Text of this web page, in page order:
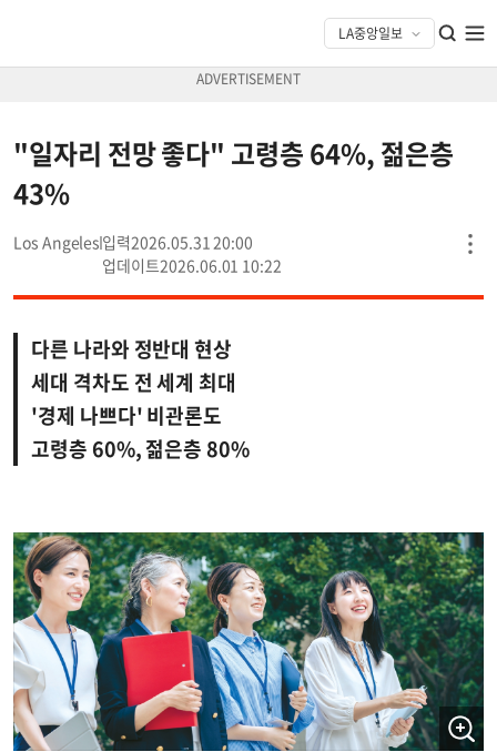
"일자리 전망 좋다" 고령층 64%, 젊은층
43%
Los Angeles
2026.05.31 20:00
2026.06.01 10:22
다른 나라와 정반대 현상
세대 격차도 전 세계 최대
'경제 나쁘다' 비관론도
고령층 60%, 젊은층 80%